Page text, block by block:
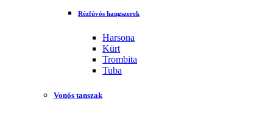
Rézfúvós hangszerek
Harsona
Kürt
Trombita
Tuba
Vonós tanszak